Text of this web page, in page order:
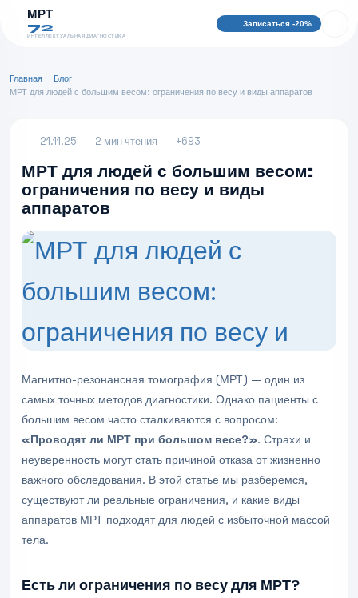
МРТ
72
ИНТЕЛЛЕКТУАЛЬНАЯ ДИАГНОСТИКА
Записаться -20%
Главная
Блог
МРТ для людей с большим весом: ограничения по весу и виды аппаратов
21.11.25 2 мин чтения +693
МРТ для людей с большим весом:
ограничения по весу и виды
аппаратов
Магнитно-резонансная томография (МРТ) — один из
самых точных методов диагностики. Однако пациенты с
большим весом часто сталкиваются с вопросом:
«Проводят ли МРТ при большом весе?». Страхи и
неуверенность могут стать причиной отказа от жизненно
важного обследования. В этой статье мы разберемся,
существуют ли реальные ограничения, и какие виды
аппаратов МРТ подходят для людей с избыточной массой
тела.
Есть ли ограничения по весу для МРТ?